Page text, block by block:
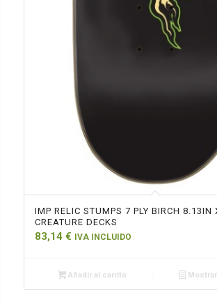
IMP RELIC STUMPS 7 PLY BIRCH 8.13IN
CREATURE DECKS
83,14 € IVA INCLUIDO
Añadir al carrito